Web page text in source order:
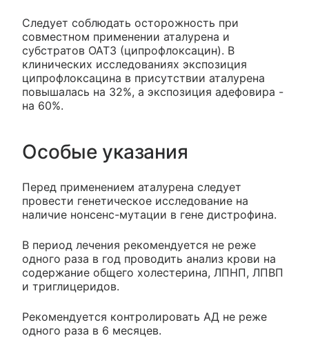
Следует соблюдать осторожность при
совместном применении аталурена и
субстратов OAT3 (ципрофлоксацин). В
клинических исследованиях экспозиция
ципрофлоксацина в присутствии аталурена
повышалась на 32%, а экспозиция адефовира -
на 60%.
Особые указания
Перед применением аталурена следует
провести генетическое исследование на
наличие нонсенс-мутации в гене дистрофина.
В период лечения рекомендуется не реже
одного раза в год проводить анализ крови на
содержание общего холестерина, ЛПНП, ЛПВП
и триглицеридов.
Рекомендуется контролировать АД не реже
одного раза в 6 месяцев.